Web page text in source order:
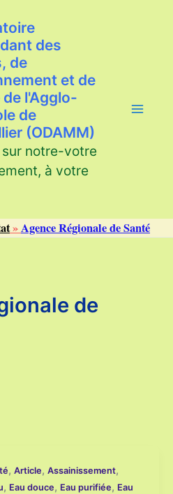
des
de
et de
de l'Agglo-
de
(ODAMM)
notre-votre
à votre
»Agence Régionale de Santé
de
, Article, Assainissement,
, Eau douce, Eau purifiée, Eau